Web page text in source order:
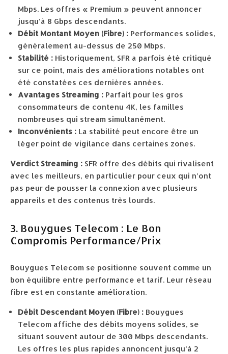
Mbps. Les offres « Premium » peuvent annoncer
jusqu’à 8 Gbps descendants.
Débit Montant Moyen (Fibre) : Performances solides,
généralement au-dessus de 250 Mbps.
Stabilité : Historiquement, SFR a parfois été critiqué
sur ce point, mais des améliorations notables ont
été constatées ces dernières années.
Avantages Streaming : Parfait pour les gros
consommateurs de contenu 4K, les familles
nombreuses qui stream simultanément.
Inconvénients : La stabilité peut encore être un
léger point de vigilance dans certaines zones.
Verdict Streaming : SFR offre des débits qui rivalisent
avec les meilleurs, en particulier pour ceux qui n’ont
pas peur de pousser la connexion avec plusieurs
appareils et des contenus très lourds.
3. Bouygues Telecom : Le Bon
Compromis Performance/Prix
Bouygues Telecom se positionne souvent comme un
bon équilibre entre performance et tarif. Leur réseau
fibre est en constante amélioration.
Débit Descendant Moyen (Fibre) : Bouygues
Telecom affiche des débits moyens solides, se
situant souvent autour de 300 Mbps descendants.
Les offres les plus rapides annoncent jusqu’à 2